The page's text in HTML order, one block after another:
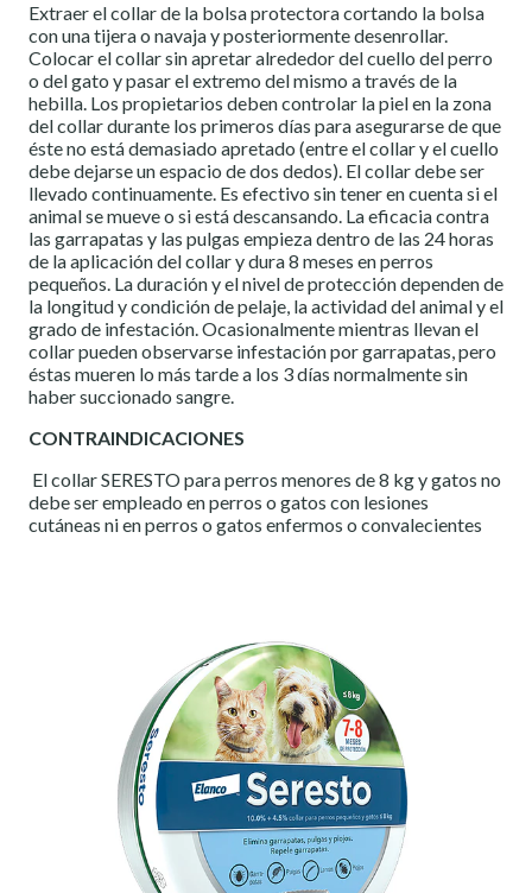
Extraer el collar de la bolsa protectora cortando la bolsa
con una tijera o navaja y posteriormente desenrollar.
Colocar el collar sin apretar alrededor del cuello del perro
o del gato y pasar el extremo del mismo a través de la
hebilla. Los propietarios deben controlar la piel en la zona
del collar durante los primeros días para asegurarse de que
éste no está demasiado apretado (entre el collar y el cuello
debe dejarse un espacio de dos dedos). El collar debe ser
llevado continuamente. Es efectivo sin tener en cuenta si el
animal se mueve o si está descansando. La eficacia contra
las garrapatas y las pulgas empieza dentro de las 24 horas
de la aplicación del collar y dura 8 meses en perros
pequeños. La duración y el nivel de protección dependen de
la longitud y condición de pelaje, la actividad del animal y el
grado de infestación. Ocasionalmente mientras llevan el
collar pueden observarse infestación por garrapatas, pero
éstas mueren lo más tarde a los 3 días normalmente sin
haber succionado sangre.
CONTRAINDICACIONES
El collar SERESTO para perros menores de 8 kg y gatos no
debe ser empleado en perros o gatos con lesiones
cutáneas ni en perros o gatos enfermos o convalecientes